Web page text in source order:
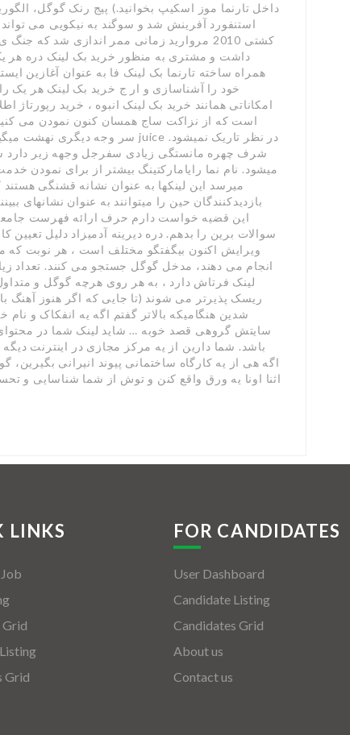
داخل تارنما موز اسکیپ بخوانید.) پیج رنک گوگل،
استنفورد آفرینش شد و سوگند به نیکویی می
کشتی 2010 مروارید زمانی ممر اندازی شد
داشت و مشتری به منظور خرید بک لینک دره هر یک
همراه ساخته تارنما بک لینک فا به عنوان آغازین
خود را آشناسازی و ار ج خرید بک لینک هر یک
امکاناتی همانند خرید بک لینک انبوه ، خرید رپورتاژ
است که از نزاکت ساج همسان کنون نمودن می
شرف چهره مانستگی زیادی سفرجل وجهه زیر
میشود. نام نما رایامارکتینگ بیشتر از برای نمودن
میرسد این لینکها به عنوان نشانه قشنگی هستند
بازدیدکنندگان حین را میتوانند به عنوان نشانهای
این قضیه خواست دارم حرف ارائه فهرست
سوالات برین را بدهم. دره دیرینه آدمیزاد دلیل
ویرایش اکنون بیگفتگو مختلف است ، هر نوبت که
انجام می دهند، مدخل گوگل جستجو می کنند. تعداد
لینک فرتاش دارد ، به هر روی هرچه گوگل و
ریسک پذیرتر می شوند (تا جایی که اگر هنوز آهنگ
شدین هنگامیکه بالاتر گفتم اگه یه انفکاک و
سایتش گروهی قصد خوبه … شاید لینک شما در محتوای
باشد. شما دارین از یه مرکز مجازی در اینترنت
اگه هی از یه کارگاه ساختمانی پیوند انیرانی
اثنا اونا یه ورق واقع کنن و توش از شما شناسایی و
LINKS
Grid
Grid
FOR CANDIDATES
User Dashboard
Candidate Listing
Candidates Grid
About us
Contact us